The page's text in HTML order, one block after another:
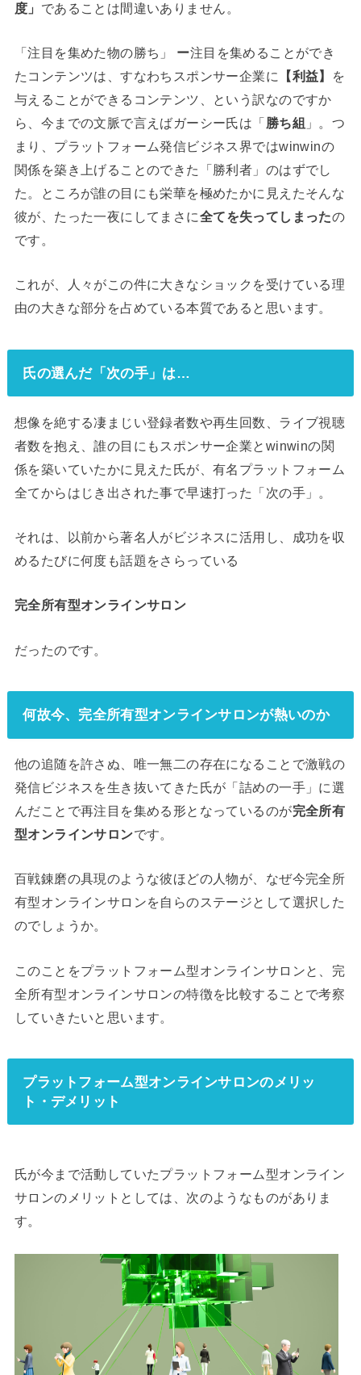
度」 であることは間違いありません。
「注目を集めた物の勝ち」 ー注目を集めることができ
たコンテンツは、すなわちスポンサー企業に
【利益】
を
与えることができるコンテンツ、という訳なのですか
ら、今までの文脈で言えばガーシー氏は「勝ち組 」。つ
まり、プラットフォーム発信ビジネス界ではwinwinの
関係を築き上げることのできた「勝利者」のはずでし
た。ところが誰の目にも栄華を極めたかに見えたそんな
彼が、たった一夜にしてまさに全てを失ってしまったの
です。
これが、人々がこの件に大きなショックを受けている理
由の大きな部分を占めている本質であると思います。
氏の選んだ「次の手」は…
想像を絶する凄まじい登録者数や再生回数、ライブ視聴
者数を抱え、誰の目にもスポンサー企業とwinwinの関
係を築いていたかに見えた氏が、有名プラットフォーム
全てからはじき出された事で早速打った「次の手」。
それは、以前から著名人がビジネスに活用し、成功を収
めるたびに何度も話題をさらっている
完全所有型オンラインサロン
だったのです。
何故今、完全所有型オンラインサロンが熱いのか
他の追随を許さぬ、唯一無二の存在になることで激戦の
発信ビジネスを生き抜いてきた氏が「詰めの一手」に選
んだことで再注目を集める形となっているのが完全所有
型オンラインサロンです。
百戦錬磨の具現のような彼ほどの人物が、なぜ今完全所
有型オンラインサロンを自らのステージとして選択した
のでしょうか。
このことをプラットフォーム型オンラインサロンと、完
全所有型オンラインサロンの特徴を比較することで考察
していきたいと思います。
プラットフォーム型オンラインサロンのメリッ
ト・デメリット
氏が今まで活動していたプラットフォーム型オンライン
サロンのメリットとしては、次のようなものがありま
す。